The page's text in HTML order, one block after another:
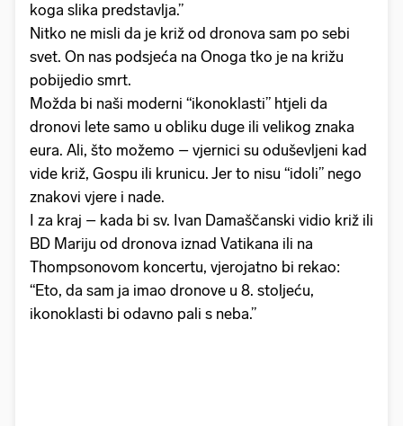
koga slika predstavlja.”
Nitko ne misli da je križ od dronova sam po sebi
svet. On nas podsjeća na Onoga tko je na križu
pobijedio smrt.
Možda bi naši moderni “ikonoklasti” htjeli da
dronovi lete samo u obliku duge ili velikog znaka
eura. Ali, što možemo – vjernici su oduševljeni kad
vide križ, Gospu ili krunicu. Jer to nisu “idoli” nego
znakovi vjere i nade.
I za kraj – kada bi sv. Ivan Damaščanski vidio križ ili
BD Mariju od dronova iznad Vatikana ili na
Thompsonovom koncertu, vjerojatno bi rekao:
“Eto, da sam ja imao dronove u 8. stoljeću,
ikonoklasti bi odavno pali s neba.”